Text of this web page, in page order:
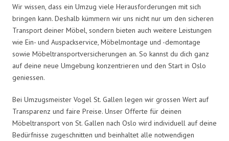
Wir wissen, dass ein Umzug viele Herausforderungen mit sich
bringen kann. Deshalb kümmern wir uns nicht nur um den sicheren
Transport deiner Möbel, sondern bieten auch weitere Leistungen
wie Ein- und Auspackservice, Möbelmontage und -demontage
sowie Möbeltransportversicherungen an. So kannst du dich ganz
auf deine neue Umgebung konzentrieren und den Start in Oslo
geniessen.
Bei Umzugsmeister Vogel St. Gallen legen wir grossen Wert auf
Transparenz und faire Preise. Unser Offerte für deinen
Möbeltransport von St. Gallen nach Oslo wird individuell auf deine
Bedürfnisse zugeschnitten und beinhaltet alle notwendigen